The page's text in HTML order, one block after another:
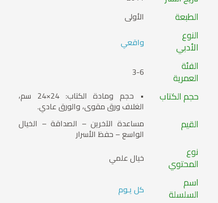
الطبعة الأولى
النوع
الأدبي واقعي
الفئة
العمرية 3-6
حجم الكتاب • حجم ومادة الكتاب: 24×24 سم،
الغلاف ورق مقوى، والورق عادي.
القيم مساعدة الآخرين – الصداقة – الخيال
الواسع – حفظ الأسرار
نوع
المحتوي خيال علمي
اسم
السلسلة كل يـوم